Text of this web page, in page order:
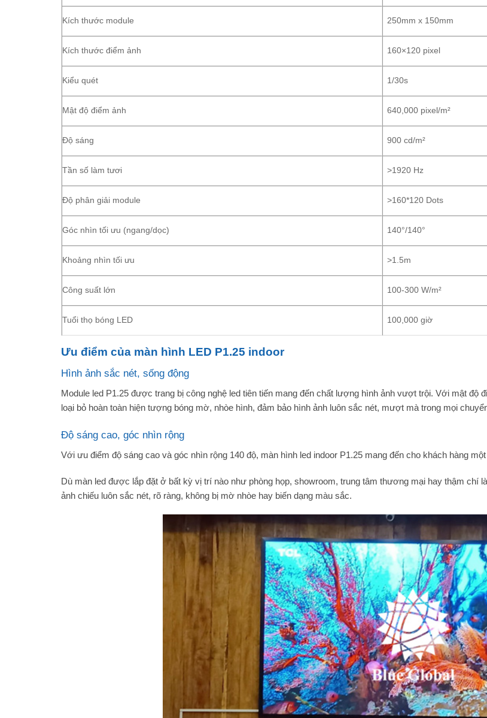
Kích thước module 250mm x 150mm
Kích thước điểm ảnh 160×120 pixel
Kiểu quét 1/30s
Mật độ điểm ảnh 640,000 pixel/m²
Độ sáng 900 cd/m²
Tần số làm tươi >1920 Hz
Độ phân giải module >160*120 Dots
Góc nhìn tối ưu (ngang/dọc) 140°/140°
Khoảng nhìn tối ưu >1.5m
Công suất lớn 100-300 W/m²
Tuổi thọ bóng LED 100,000 giờ
Ưu điểm của màn hình LED P1.25 indoor
Hình ảnh sắc nét, sống động
Module led P1.25 được trang bị công nghệ led tiên tiến mang đến chất lượng hình ảnh vượt trội. Với mật độ
loại bỏ hoàn toàn hiện tượng bóng mờ, nhòe hình, đảm bảo hình ảnh luôn sắc nét, mượt mà trong mọi
Độ sáng cao, góc nhìn rộng
Với ưu điểm độ sáng cao và góc nhìn rộng 140 độ, màn hình led indoor P1.25 mang đến cho khách hàng
Dù màn led được lắp đặt ở bất kỳ vị trí nào như phòng họp, showroom, trung tâm thương mại hay thậm chí
ảnh chiếu luôn sắc nét, rõ ràng, không bị mờ nhòe hay biến dạng màu sắc.